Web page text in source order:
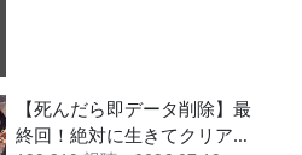
【死んだら即データ削除】最
終回！絶対に生きてクリアす